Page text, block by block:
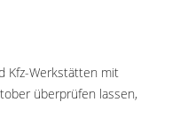
Kfz-Werkstätten mit
überprüfen lassen,